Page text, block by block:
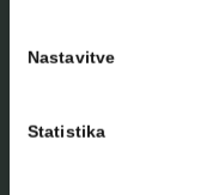
Nastavitve
Statistika